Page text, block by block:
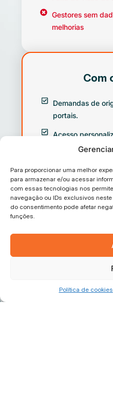
Para proporcionar uma melhor
para armazenar e/ou acessar
com essas tecnologias nos
navegação ou IDs exclusivos
do consentimento pode afetar
funções.
Política de cookies
Gestores sem
melhorias
Com
Demandas de
portais.
Acesso
Vários
Treinamento de
próprios
Dados dos
para direcionar